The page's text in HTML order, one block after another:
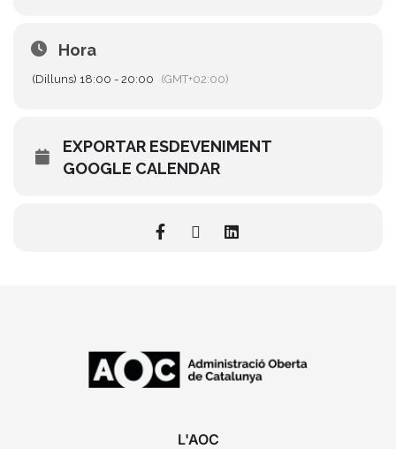
Hora
(Dilluns) 18:00 - 20:00 (GMT+02:00)
EXPORTAR ESDEVENIMENT
GOOGLE CALENDAR
L'AOC